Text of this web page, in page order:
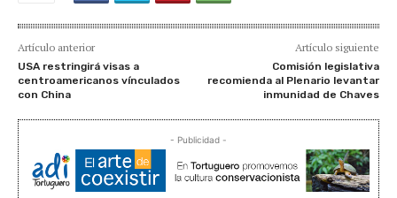
Artículo anterior
USA restringirá visas a
centroamericanos vínculados
con China
Artículo siguiente
Comisión legislativa
recomienda al Plenario levantar
inmunidad de Chaves
- Publicidad -